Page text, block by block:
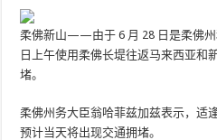
柔佛新山——由于 6 月 28 日是柔佛州
日上午使用柔佛长堤往返马来西亚和
堵。
柔佛州务大臣翁哈菲兹加兹表示，适
预计当天将出现交通拥堵。